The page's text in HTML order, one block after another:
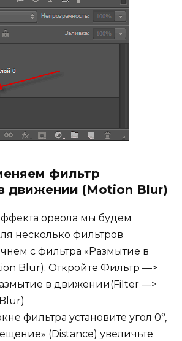
фильтр
движении (Motion Blur)
ореола мы будем
несколько фильтров
с фильтра «Размытие в
Blur). Откройте Фильтр —>
в движении(Filter —>
фильтра установите угол 0°,
(Distance) увеличьте